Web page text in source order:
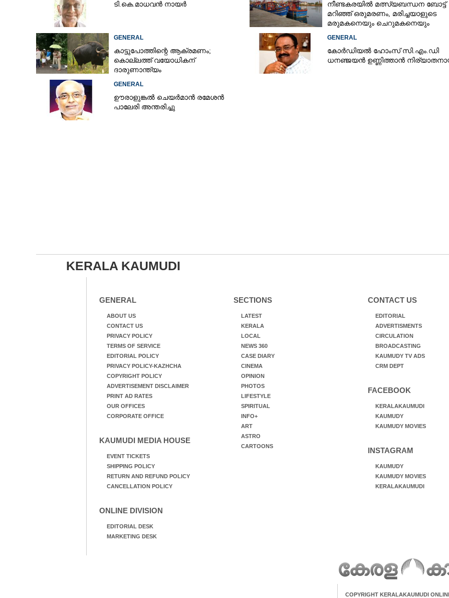
ടി.കെ.മാധവൻ നായർ
നീണ്ടകരയിൽ മത്സ്യബന്ധന ബോട്ട്
മറിഞ്ഞ്​ ഒരുമരണം,​ മരിച്ചയാളുടെ
മരുമകനെയും ചെറുമകനെയും
GENERAL
കാട്ടുപോത്തിന്റെ ആക്രമണം;
കൊല്ലത്ത് വയോധികന്
ദാരുണാന്ത്യം
GENERAL
കോർഡിയൽ ഹോംസ് സി.എം.ഡി
ധനഞ്ജയൻ ഉണ്ണിത്താൻ
GENERAL
ഊരാളുങ്കൽ ചെയർമാൻ രമേശൻ
പാലേരി അന്തരിച്ചു
KERALA KAUMUDI
GENERAL
ABOUT US
CONTACT US
PRIVACY POLICY
TERMS OF SERVICE
EDITORIAL POLICY
PRIVACY POLICY-KAZHCHA
COPYRIGHT POLICY
ADVERTISEMENT DISCLAIMER
PRINT AD RATES
OUR OFFICES
CORPORATE OFFICE
KAUMUDI MEDIA HOUSE
EVENT TICKETS
SHIPPING POLICY
RETURN AND REFUND POLICY
CANCELLATION POLICY
ONLINE DIVISION
EDITORIAL DESK
MARKETING DESK
SECTIONS
LATEST
KERALA
LOCAL
NEWS 360
CASE DIARY
CINEMA
OPINION
PHOTOS
LIFESTYLE
SPIRITUAL
INFO+
ART
ASTRO
CARTOONS
CONTACT US
EDITORIAL
ADVERTISMENTS
CIRCULATION
BROADCASTING
KAUMUDY TV ADS
CRM DEPT
FACEBOOK
KERALAKAUMUDI
KAUMUDY
KAUMUDY MOVIES
INSTAGRAM
KAUMUDY
KAUMUDY MOVIES
KERALAKAUMUDI
COPYRIGHT KERALAKAUMUDI